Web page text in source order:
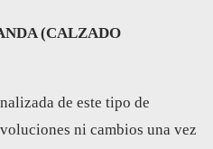
(CALZADO
de este tipo de
ni cambios una vez